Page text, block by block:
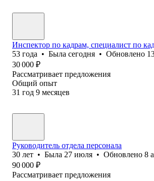
Инспектор по кадрам, специалист по
53 года • Была сегодня • Обновлено
30 000 ₽
Рассматривает предложения
Общий опыт
31 год 9 месяцев
Руководитель отдела персонала
30 лет • Была 27 июля • Обновлено 8
90 000 ₽
Рассматривает предложения